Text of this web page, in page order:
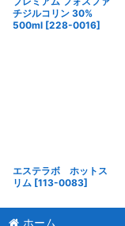
チジルコリン 30%
500ml [228-0016]
エステラボ ホットス
リム [113-0083]
ホーム